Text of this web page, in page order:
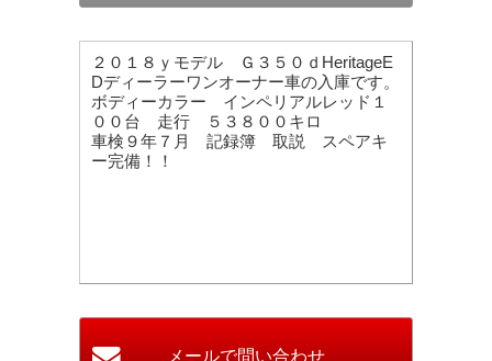
２０１８ｙモデル Ｇ３５０ｄHeritageE
Dディーラーワンオーナー車の入庫です。
ボディーカラー インペリアルレッド１
００台 走行 ５３８００キロ
車検９年７月 記録簿 取説 スペアキ
ー完備！！